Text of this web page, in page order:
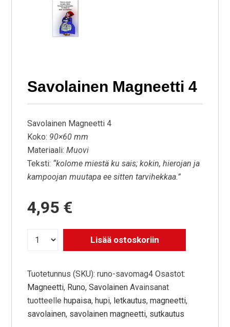
Savolainen Magneetti 4
Savolainen Magneetti 4
Koko: 90×60 mm
Materiaali:Muovi
Teksti: “kolome miestä ku sais; kokin, hierojan ja
kampoojan muutapa ee sitten tarvihekkaa.”
4,95 €
Lisää ostoskoriin
Tuotetunnus (SKU):runo-savomag4 Osastot:
Magneetti, Runo,Savolainen Avainsanat
tuotteelle hupaisa, hupi, letkautus,magneetti,
savolainen, savolainen magneetti, sutkautus